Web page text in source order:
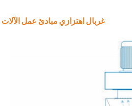
غربال اهتزازي مبادئ عمل الآلات